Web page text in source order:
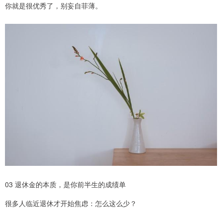
你就是很优秀了，别妄自菲薄。
03 退休金的本质，是你前半生的成绩单
很多人临近退休才开始焦虑：怎么这么少？